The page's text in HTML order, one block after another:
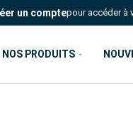
un comptepour accéder à
NOS PRODUITS